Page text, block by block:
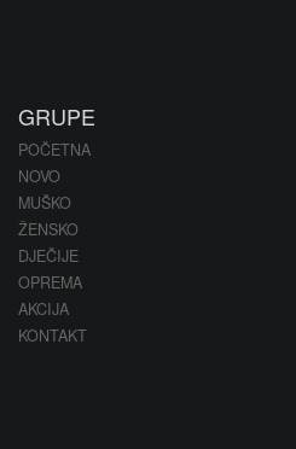
GRUPE
POČETNA
NOVO
MUŠKO
ŽENSKO
DJEČIJE
OPREMA
AKCIJA
KONTAKT